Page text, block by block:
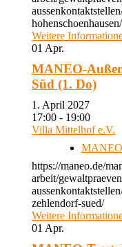
hohenschoenhausen/
Weitere
01 Apr.
MANEO-
Süd (1. Do)
1. April 2027
17:00 - 19:00
Villa Mittelhof e.V.
https://maneo.de/
arbeit/
zehlendorf-sued/
Weitere
01 Apr.